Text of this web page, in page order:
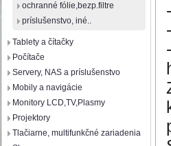
ochranné fólie,bezp.filtre
príslušenstvo, iné..
Tablety a čítačky
Počítače
Servery, NAS a príslušenstvo
Mobily a navigácie
Monitory LCD,TV,Plasmy
Projektory
Tlačiarne, multifunkčné zariadenia